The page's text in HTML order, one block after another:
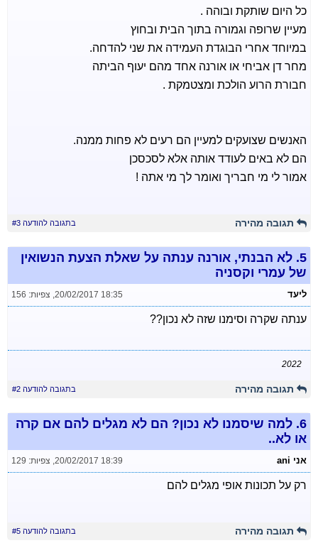
כל היום שותקת ובוהה .
מעיין שרופה וגמורה בתוך הבית ובחוץ
במיוחד אחרי הבוגדת העמידה את שני להדחה.
מחר דן אביחי או אורנה אחד מהם יעוף הביתה
חבורת הרוע הולכת ומצטמקת .
האנשים שצועקים למעיין הם רעים לא פחות ממנה.
הם לא באים לעודד אותה אלא לסכסכן
אמור לי מי חבריך ואומר לך מי אתה !
תגובה מהירה בתגובה להודעה #3
5. לא הבנתי, אורנה ענתה על שאלת הצעת הנשואין
של עמרי וקסניה
ליעד 20/02/2017 18:35
, צפיות: 156
ענתה שקרה וסימנו שזה לא נכון??
2022
תגובה מהירה בתגובה להודעה #2
6. למה שיסמנו לא נכון? הם לא מגלים להם אם קרה
או לא..
אני ani 20/02/2017 18:39
, צפיות: 129
רק על תכונות אופי מגלים להם
תגובה מהירה בתגובה להודעה #5